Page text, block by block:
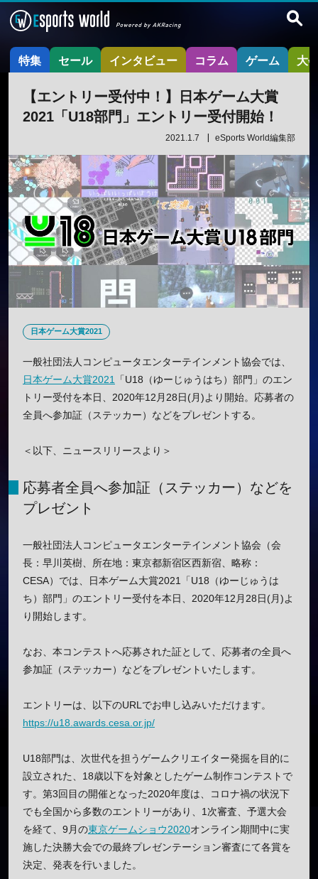
特集 セール インタビュー コラム ゲーム 大
【エントリー受付中！】日本ゲーム大賞
2021「U18部門」エントリー受付開始！
2021.1.7 eSports World編集部
日本ゲーム大賞2021
一般社団法人コンピュータエンターテインメント協会では、
日本ゲーム大賞2021
「U18（ゆーじゅうはち）部門」のエン
トリー受付を本日、2020年12月28日(月)より開始。応募者の
全員へ参加証（ステッカー）などをプレゼントする。
＜以下、ニュースリリースより＞
応募者全員へ参加証（ステッカー）などを
プレゼント
一般社団法人コンピュータエンターテインメント協会（会
長：早川英樹、所在地：東京都新宿区西新宿、略称：
CESA）では、日本ゲーム大賞2021「U18（ゆーじゅうは
ち）部門」のエントリー受付を本日、2020年12月28日(月)よ
り開始します。
なお、本コンテストへ応募された証として、応募者の全員へ
参加証（ステッカー）などをプレゼントいたします。
エントリーは、以下のURLでお申し込みいただけます。
https://u18.awards.cesa.or.jp/
U18部門は、次世代を担うゲームクリエイター発掘を目的に
設立された、18歳以下を対象としたゲーム制作コンテストで
す。第3回目の開催となった2020年度は、コロナ禍の状況下
でも全国から多数のエントリーがあり、1次審査、予選大会
を経て、9月の東京ゲームショウ2020オンライン期間中に実
施した決勝大会での最終プレゼンテーション審査にて各賞を
決定、発表を行いました。